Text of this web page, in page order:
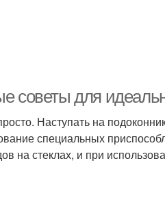
советы для
Наступать на
специальных
на стеклах, и при